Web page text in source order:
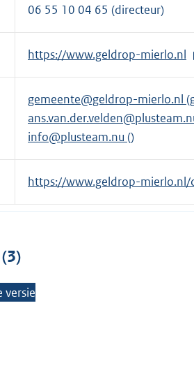
06 55 10 04 65 (directeur)
E
x
e
r
l
i
https://www.geldrop-mierlo.nl
gemeente@geldrop-mierlo.nl
info@plusteam.nu ()
E
x
e
https://www.geldrop-mierlo.nl/
versie